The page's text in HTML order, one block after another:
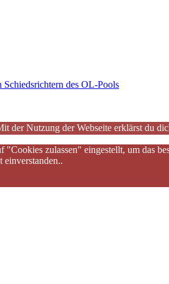
Schiedsrichtern des OL-Pools
der Nutzung der Webseite erklärst du
zulassen" eingestellt, um das